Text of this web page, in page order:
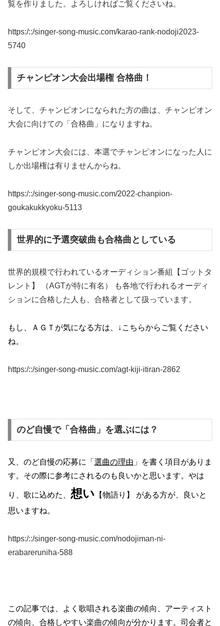
覧を作りました。よろしければご覧くださいね。
https:/::/singer-song-music.com/karao-rank-nodoji2023-
5740
チャンピオン大会出場権 合格曲！
そして、チャンピオンになられた方の曲は、チャンピオン
大会に向けての「合格曲」になりますね。
チャンピオン大会には、本選でチャンピオンになった人に
しか出場権は有りませんからね。
https:/::/singer-song-music.com/2022-chanpion-
goukakukkyoku-5113
世界的に予選突破曲も合格曲としている
世界的規模で行われているオーディション番組【ゴットタ
レント】 （AGTが特に有名） も各地で行われるオーディ
ションに合格した人も、合格者として扱っています。
もし、ＡＧＴが気になる方は、↓こちらからご覧ください
ね。
https:/::/singer-song-music.com/agt-kiji-itiran-2862
のど自慢で「合格曲」を選ぶには？
又、のど自慢の応募に「 選曲の理由 」を書く項目がありま
す。その際に参考にされるのも良いかと思います。やは
り、歌に込めた、 想い 【物語り】 がある方が、良いと
思いますね。
https:/::/singer-song-music.com/nodojiman-ni-
erabareruniha-588
この記事では、よく歌唱される楽曲の傾向、アーティスト
の傾向、合格しやすい楽曲の傾向が分かります。司会者と